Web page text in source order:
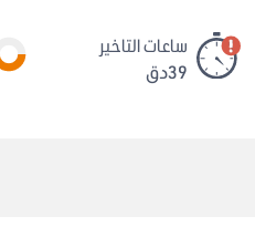
ساعات التاخير
39دق